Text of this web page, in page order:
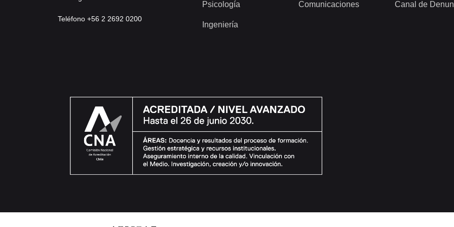
Teléfono +56 2 2692 0200
Psicología
Ingeniería
Comunicaciones Canal de